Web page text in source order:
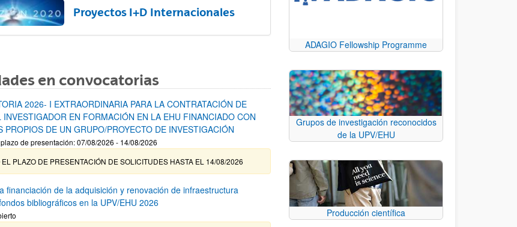
Proyectos I+D Internacionales
en convocatorias
2026- I EXTRAORDINARIA PARA LA CONTRATACIÓN DE
INVESTIGADOR EN FORMACIÓN EN LA EHU FINANCIADO CON
PROPIOS DE UN GRUPO/PROYECTO DE INVESTIGACIÓN
de presentación: 07/08/2026 - 14/08/2026
PLAZO DE PRESENTACIÓN DE SOLICITUDES HASTA EL 14/08/2026
financiación de la adquisición y renovación de infraestructura
bibliográficos en la UPV/EHU 2026
ADAGIO Fellowship Programme
Grupos de investigación reconocidos
de la UPV/EHU
Producción científica